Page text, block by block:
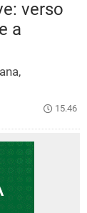
verso
a
15.46